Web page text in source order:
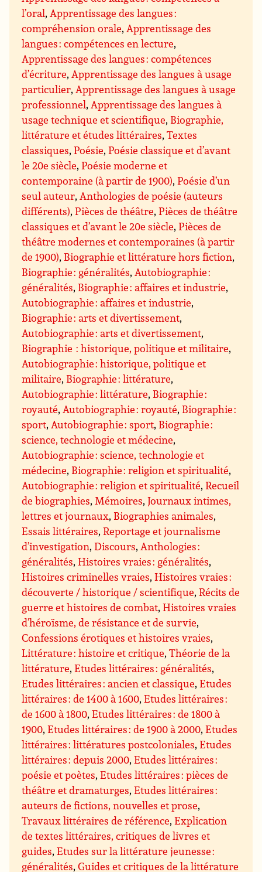
l’oral,Apprentissage des langues :
compréhension orale,Apprentissage des
langues : compétences en lecture,
Apprentissage des langues : compétences
d’écriture,Apprentissage des langues à usage
particulier,Apprentissage des langues à usage
professionnel,Apprentissage des langues à
usage technique et scientifique, Biographie,
littérature et études littéraires,Textes
classiques,Poésie,Poésie classique et d’avant
le 20e siècle,Poésie moderne et
contemporaine (à partir de 1900),Poésie d’un
seul auteur,Anthologies de poésie (auteurs
différents),Pièces de théâtre,Pièces de théâtre
classiques et d’avant le 20e siècle,Pièces de
théâtre modernes et contemporaines (à partir
de 1900), Biographie et littérature hors fiction,
Biographie : généralités,Autobiographie :
généralités, Biographie : affaires et industrie,
Autobiographie : affaires et industrie,
Biographie : arts et divertissement,
Autobiographie : arts et divertissement,
Biographie : historique, politique et militaire,
Autobiographie : historique, politique et
militaire, Biographie : littérature,
Autobiographie : littérature, Biographie :
royauté,Autobiographie : royauté, Biographie :
sport,Autobiographie : sport, Biographie :
science, technologie et médecine,
Autobiographie : science, technologie et
médecine, Biographie : religion et spiritualité,
Autobiographie : religion et spiritualité,Recueil
de biographies,Mémoires,Journaux intimes,
lettres et journaux, Biographies animales,
Essais littéraires,Reportage et journalisme
d’investigation,Discours,Anthologies :
généralités,Histoires vraies : généralités,
Histoires criminelles vraies,Histoires vraies :
découverte / historique / scientifique,Récits de
guerre et histoires de combat,Histoires vraies
d’héroïsme, de résistance et de survie,
Confessions érotiques et histoires vraies,
Littérature : histoire et critique,Théorie de la
littérature,Etudes littéraires : généralités,
Etudes littéraires : ancien et classique,Etudes
littéraires : de 1400 à 1600,Etudes littéraires :
de 1600 à 1800,Etudes littéraires : de 1800 à
1900,Etudes littéraires : de 1900 à 2000,Etudes
littéraires : littératures postcoloniales,Etudes
littéraires : depuis 2000,Etudes littéraires :
poésie et poètes,Etudes littéraires : pièces de
théâtre et dramaturges,Etudes littéraires :
auteurs de fictions, nouvelles et prose,
Travaux littéraires de référence,Explication
de textes littéraires, critiques de livres et
guides,Etudes sur la littérature jeunesse :
généralités,Guides et critiques de la littérature